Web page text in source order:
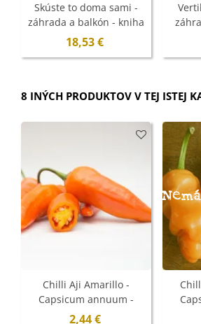
Skúste to doma sami -
záhrada a balkón - kniha
- 1 ks
18,53 €
8 INÝCH PRODUKTOV V TEJ ISTEJ
Chilli Aji Amarillo -
Capsicum annuum -
semená - 7 ks
2,44 €